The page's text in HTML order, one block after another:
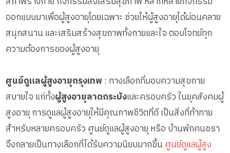
ออกแบบมาเพื่อผู้สูงอายุโดยเฉพาะ ช่วยให้ผู้สูงอายุได้ผ่อนคลาย
สนุกสนาน และเสริมสร้างสุขภาพทั้งกายและใจ ตอบโจทย์ทุก
ความต้องการของผู้สูงอายุ
ศูนย์ดูแลผู้สูงอายุกรุงเทพ : ทางเลือกที่มอบความสุขกาย
สบายใจ แก่ทั้งผู้สูงอายุลาดกระบังและครอบครัว ในยุคสังคมผู้
สูงอายุ การดูแลผู้สูงอายุให้มีคุณภาพชีวิตที่ดี เป็นสิ่งที่ท้าทาย
สำหรับหลายครอบครัว ศูนย์ดูแลผู้สูงอายุ หรือ บ้านพักคนชรา
จึงกลายเป็นทางเลือกที่ได้รับความนิยมมากขึ้นศูนย์ดูแลผู้สูง